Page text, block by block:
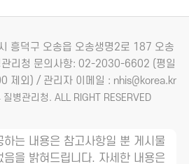
흥덕구 오송읍 오송생명2로 187 오송
리청 문의사항: 02-2030-6602 (평일
외) / 관리자 이메일 : nhis@korea.kr
병관리청. ALL RIGHT RESERVED
는 내용은 참고사항일 뿐 게시물
을 밝혀드립니다. 자세한 내용은